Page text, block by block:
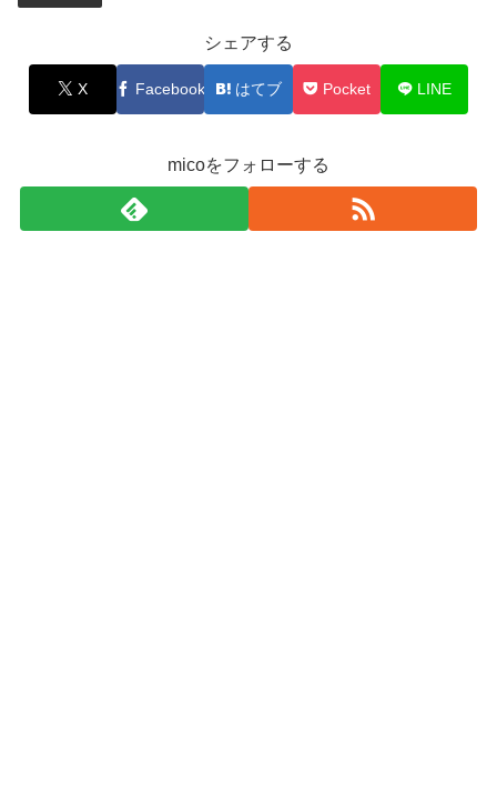
シェアする
X Facebook はてブ Pocket LINE
micoをフォローする